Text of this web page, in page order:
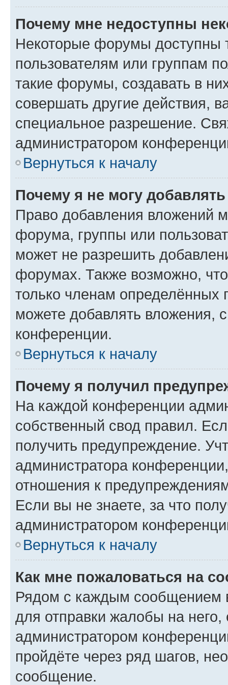
Почему мне недоступны
Некоторые форумы доступны
пользователям или группам
такие форумы, создавать в
совершать другие действия,
специальное разрешение.
администратором
Вернуться к началу
Почему я не могу
Право добавления вложений
форума, группы или
может не разрешить
форумах. Также возможно,
только членам определённых
можете добавлять вложения,
конференции.
Вернуться к началу
Почему я получил
На каждой конференции
собственный свод правил.
получить предупреждение.
администратора
отношения к
Если вы не знаете, за что
администратором
Вернуться к началу
Как мне пожаловаться на
Рядом с каждым сообщением
для отправки жалобы на
администратором
пройдёте через ряд шагов,
сообщение.